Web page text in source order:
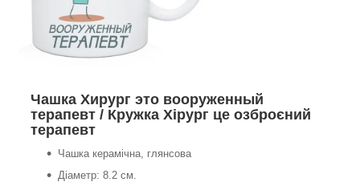
Чашка Хирург это вооруженный
терапевт / Кружка Хірург це озброєний
терапевт
Чашка керамічна, глянсова
Діаметр: 8.2 см.